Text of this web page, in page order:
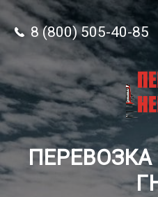
8 (800) 505-40-85